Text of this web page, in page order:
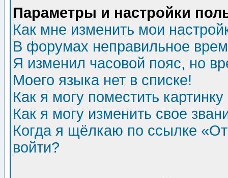
Параметры и настройки
Как мне изменить мои
В форумах неправильное
Я изменил часовой пояс, но
Моего языка нет в списке!
Как я могу поместить
Как я могу изменить свое
Когда я щёлкаю по ссылке
войти?